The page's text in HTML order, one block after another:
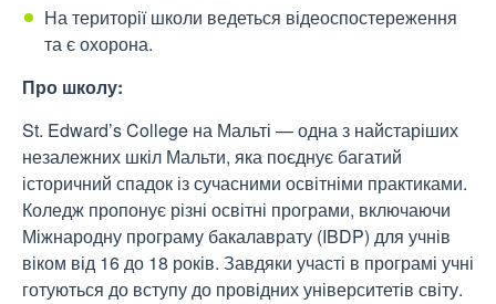
На території школи ведеться відеоспостереження
та є охорона.
Про школу:
St. Edward’s College на Мальті — одна з найстаріших
незалежних шкіл Мальти, яка поєднує багатий
історичний спадок із сучасними освітніми практиками.
Коледж пропонує різні освітні програми, включаючи
Міжнародну програму бакалаврату (IBDP) для учнів
віком від 16 до 18 років. Завдяки участі в програмі учні
готуються до вступу до провідних університетів світу.